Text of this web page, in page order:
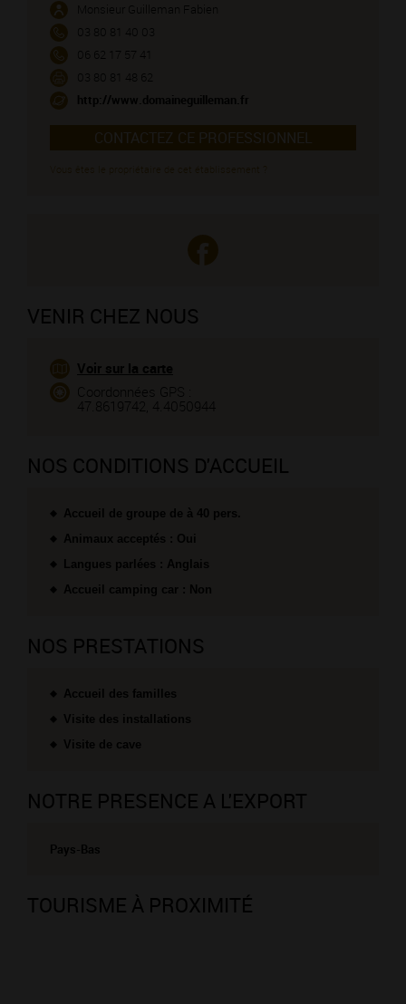
Monsieur Guilleman Fabien
03 80 81 40 03
06 62 17 57 41
03 80 81 48 62
http://www.domaineguilleman.fr
CONTACTEZ CE PROFESSIONNEL
VENIR CHEZ NOUS
Voir sur la carte
Coordonnées GPS :
47.8619742, 4.4050944
NOS CONDITIONS D'ACCUEIL
Accueil de groupe de à 40 pers.
Animaux acceptés : Oui
Langues parlées : Anglais
Accueil camping car : Non
NOS PRESTATIONS
Accueil des familles
Visite des installations
Visite de cave
NOTRE PRESENCE A L'EXPORT
Pays-Bas
TOURISME À PROXIMITÉ